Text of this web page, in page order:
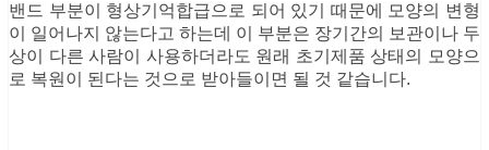
밴드 부분이 형상기억합급으로 되어 있기 때문에 모양의 변형
이 일어나지 않는다고 하는데 이 부분은 장기간의 보관이나 두
상이 다른 사람이 사용하더라도 원래 초기제품 상태의 모양으
로 복원이 된다는 것으로 받아들이면 될 것 같습니다.